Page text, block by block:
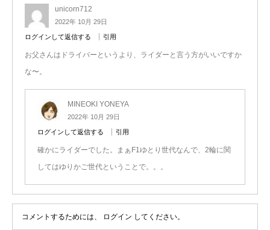
unicorn712
2022年 10月 29日
ログインして返信する 引用
お父さんはドライバーというより、ライダーと言う方がいいですか
な〜。
MINEOKI YONEYA
2022年 10月 29日
ログインして返信する 引用
確かにライダーでした。まぁF1ゆとり世代なんで、2輪に関
してはゆりかご世代ということで。。。
コメントするためには、 ログイン してください。